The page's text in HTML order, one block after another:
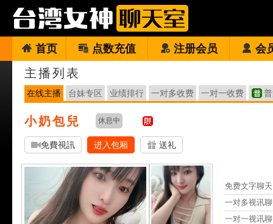
首页 点数充值 注册会员 会
主播列表
在线主播 台妹专区 业绩排行 一对多收费 一对一收费
小奶包兒 休息中
免費視訊 进入包厢 送礼
免费文字聊
一对多视讯
一对一视讯